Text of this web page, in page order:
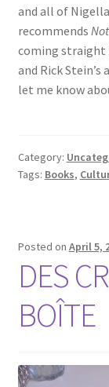
and all of
recommends
coming straight
and Rick
let me know
Category:
Tags: Books,
Posted on April 5,
DES
BOÎTE